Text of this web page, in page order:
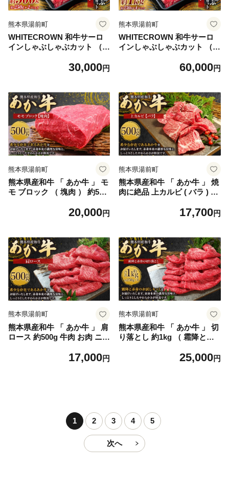
熊本県湯前町
WHITECROWN 和牛サーロ
インしゃぶしゃぶカット （
ゃぶしゃぶ 国産牛 高級肉 旨
30,000円
熊本県湯前町
WHITECROWN 和牛サーロ
インしゃぶしゃぶカット （
ゃぶしゃぶ 国産牛 高級肉 旨
60,000円
熊本県湯前町
熊本県産和牛 「 あか牛 」 モ
モ ブロック （ 塊肉 ） 約500
国産牛 国産 熊本県産 あか牛
20,000円
熊本県湯前町
熊本県産和牛 「 あか牛 」 焼
肉に絶品 上カルビ ( バラ ) 約
肉 にく 牛 国産牛 国産 熊本
17,700円
熊本県湯前町
熊本県産和牛 「 あか牛 」 肩
ロース 約500g 牛肉 お肉 ニク
県産 あか牛 熊本和牛あか牛
17,000円
熊本県湯前町
熊本県産和牛 「 あか牛 」 切
り落とし 約1kg （ 霜降と赤
肉 ニク 肉 にく 牛 国産牛 国
25,000円
1 2 3 4 5
次へ